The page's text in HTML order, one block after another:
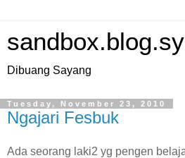
Dibuang Sayang
Tuesday, November 23, 2010
Ngajari Fesbuk
Ada seorang laki2 yg pengen